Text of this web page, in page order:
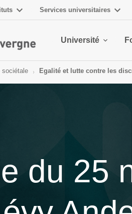
Services universitaires
Université
sociétale Egalité et lutte contre les
du 25